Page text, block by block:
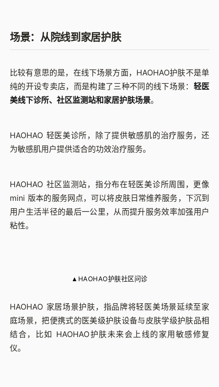
场景：从院线到家居护肤
比较有意思的是，在线下场景方面，HAOHAO护肤不是单
纯的开设专卖店，而是构建了三种不同的线下场景： 轻医
美线下诊所、社区监测站和家居护肤场景。
HAOHAO 轻医美诊所，除了提供敏感肌的治疗服务，还
为敏感肌用户提供适合的功效治疗服务。
HAOHAO 社区监测站，指分布在轻医美诊所周围，更像
mini 版本的服务网点，可以将皮肤日常维养服务，下沉到
用户生活半径的最后一公里，从而提升服务效率加强用户
粘性。
▲ HAOHAO护肤社区问诊
HAOHAO 家居场景护肤，指品牌将轻医美场景延续至家
庭场景，把便携式的医美级护肤设备与皮肤学级护肤品相
结合，比如 HAOHAO护肤未来会上线的家用敏感修复
仪。